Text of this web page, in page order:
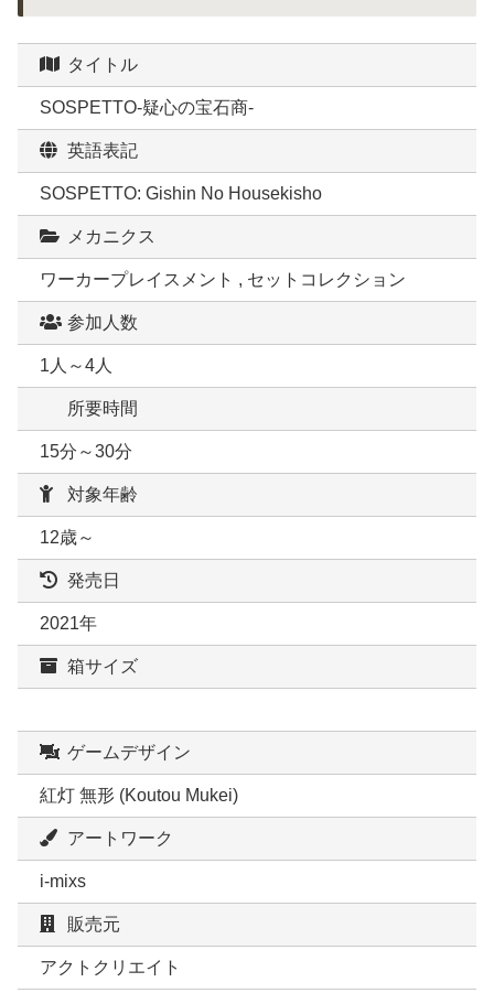
タイトル
SOSPETTO-疑心の宝石商-
英語表記
SOSPETTO: Gishin No Housekisho
メカニクス
ワーカープレイスメント , セットコレクション
参加人数
1人～4人
所要時間
15分～30分
対象年齢
12歳～
発売日
2021年
箱サイズ
ゲームデザイン
紅灯 無形 (Koutou Mukei)
アートワーク
i-mixs
販売元
アクトクリエイト